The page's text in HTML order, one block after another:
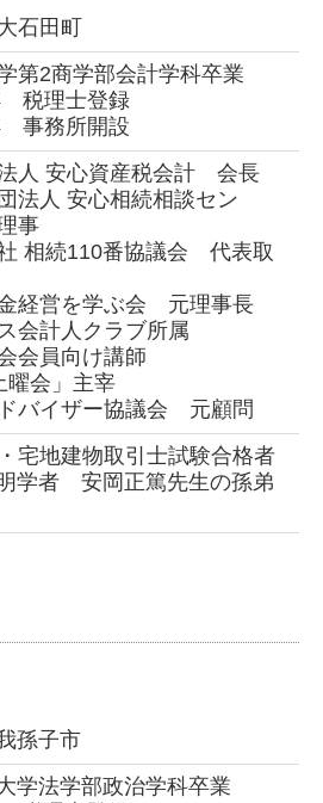
石田町
第2商学部会計学科卒業
税理士登録
事務所開設
人 安心資産税会計 会長
法人 安心相続相談セン
事
相続110番協議会 代表取
経営を学ぶ会 元理事長
会計人クラブ所属
会員向け講師
曜会」主宰
バイザー協議会 元顧問
宅地建物取引士試験合格者
学者 安岡正篤先生の孫弟
孫子市
学法学部政治学科卒業